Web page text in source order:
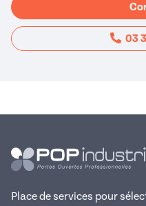
03
Place de services pour